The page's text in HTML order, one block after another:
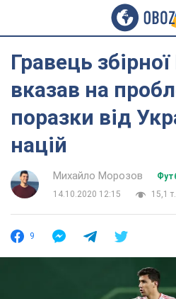
Гравець збірної
вказав на
поразки від
націй
Михайло Морозов
14.10.2020 12:15
15,1 т.
9